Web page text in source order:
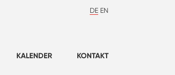
DE EN
KALENDER KONTAKT